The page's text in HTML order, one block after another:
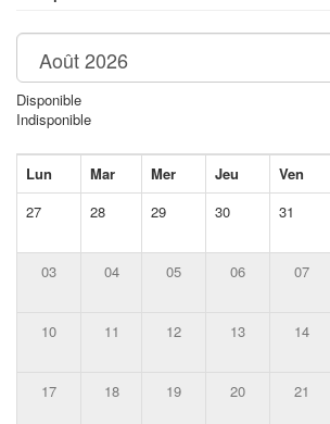
Disponible
Indisponible
Lun Mar Mer Jeu Ven
27
28 29 30 31
03 04 05 06 07
10
11 12 13 14
17 18 19 20 21